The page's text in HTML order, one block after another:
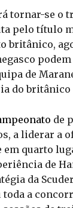
tornar-se o
pelo título
britânico,
de
do britânico
de
a liderar a
em quarto
de
da
toda a